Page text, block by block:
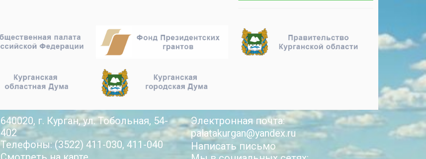
640020, г. Курган, ул. Тобольная, 54-
402
Телефоны: (3522) 411-030, 411-040
Электронная почта:
palatakurgan@yandex.ru
Написать письмо